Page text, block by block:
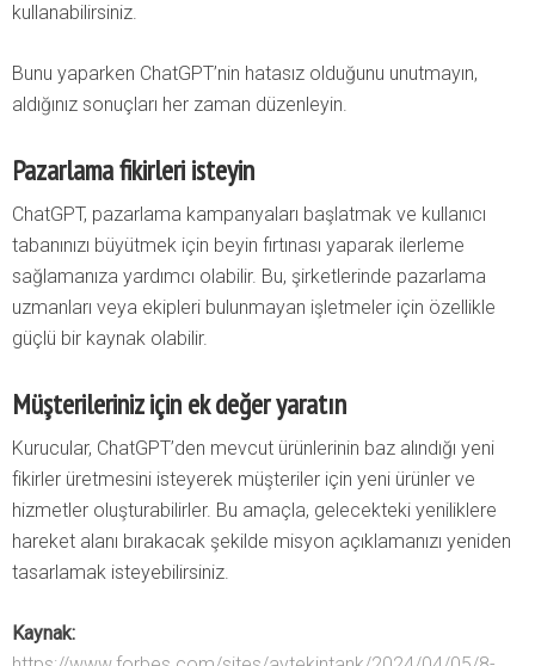
kullanabilirsiniz.
Bunu yaparken ChatGPT’nin hatasız olduğunu unutmayın,
aldığınız sonuçları her zaman düzenleyin.
Pazarlama fikirleri isteyin
ChatGPT, pazarlama kampanyaları başlatmak ve kullanıcı
tabanınızı büyütmek için beyin fırtınası yaparak ilerleme
sağlamanıza yardımcı olabilir. Bu, şirketlerinde pazarlama
uzmanları veya ekipleri bulunmayan işletmeler için özellikle
güçlü bir kaynak olabilir.
Müşterileriniz için ek değer yaratın
Kurucular, ChatGPT’den mevcut ürünlerinin baz alındığı yeni
fikirler üretmesini isteyerek müşteriler için yeni ürünler ve
hizmetler oluşturabilirler. Bu amaçla, gelecekteki yeniliklere
hareket alanı bırakacak şekilde misyon açıklamanızı yeniden
tasarlamak isteyebilirsiniz.
Kaynak: